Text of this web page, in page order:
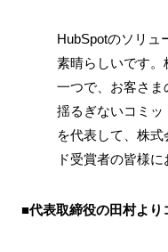
HubSpotのソリュ
素晴らしいです。
一つで、お客さま
揺るぎないコミッ
を代表して、株
ド受賞者の皆様に
■代表取締役の田村より